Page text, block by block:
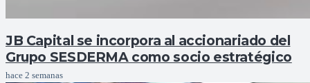
JB Capital se incorpora al accionariado del
Grupo SESDERMA como socio estratégico
hace 2 semanas